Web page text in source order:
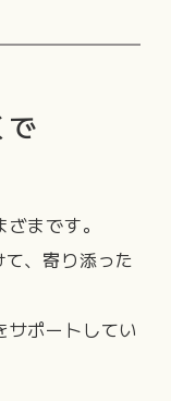
で
まです。
、寄り添った
サポートしてい